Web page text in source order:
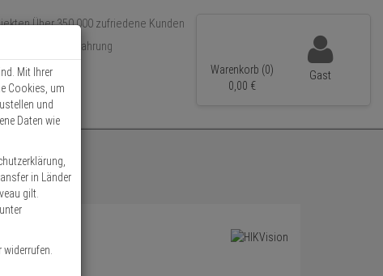
Über 350.000 zufriedene Kunden
Über 15 Jahre Erfahrung
Versand
Warenkorb (0)
0, 00 €
Gast
Mit Ihrer
Cookies, um
und
Daten wie
in Länder
gilt.